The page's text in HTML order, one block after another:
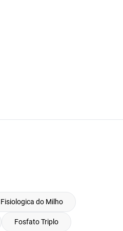
do Milho
Fosfato Triplo